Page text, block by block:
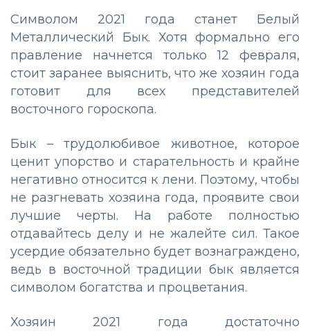
Символом 2021 года станет Белый
Металлический Бык. Хотя формально его
правление начнется только 12 февраля,
стоит заранее выяснить, что же хозяин года
готовит для всех представителей
восточного гороскопа.
Бык – трудолюбивое животное, которое
ценит упорство и старательность и крайне
негативно относится к лени. Поэтому, чтобы
не разгневать хозяина года, проявите свои
лучшие черты. На работе полностью
отдавайтесь делу и не жалейте сил. Такое
усердие обязательно будет вознаграждено,
ведь в восточной традиции бык является
символом богатства и процветания.
Хозяин 2021 года достаточно